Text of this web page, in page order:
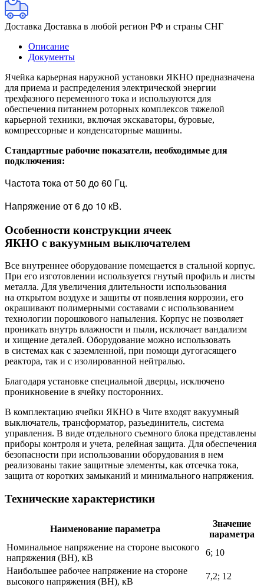
Доставка Доставка в любой регион РФ и страны СНГ
Описание
Документы
Ячейка карьерная наружной установки ЯКНО предназначена
для приема и распределения электрической энергии
трехфазного переменного тока и используются для
обеспечения питанием роторных комплексов тяжелой
карьерной техники, включая экскаваторы, буровые,
компрессорные и конденсаторные машины.
Стандартные рабочие показатели, необходимые для
подключения:
Частота тока от 50 до 60 Гц.
Напряжение от 6 до 10 кВ.
Особенности конструкции ячеек
ЯКНО с вакуумным выключателем
Все внутреннее оборудование помещается в стальной корпус.
При его изготовлении используется гнутый профиль и листы
металла. Для увеличения длительности использования
на открытом воздухе и защиты от появления коррозии, его
окрашивают полимерными составами с использованием
технологии порошкового напыления. Корпус не позволяет
проникать внутрь влажности и пыли, исключает вандализм
и хищение деталей. Оборудование можно использовать
в системах как с заземленной, при помощи дугогасящего
реактора, так и с изолированной нейтралью.
Благодаря установке специальной дверцы, исключено
проникновение в ячейку посторонних.
В комплектацию ячейки ЯКНО в Чите входят вакуумный
выключатель, трансформатор, разъединитель, система
управления. В виде отдельного съемного блока представлены
приборы контроля и учета, релейная защита. Для обеспечения
безопасности при использовании оборудования в нем
реализованы такие защитные элементы, как отсечка тока,
защита от коротких замыканий и минимального напряжения.
Технические характеристики
Наименование параметра
Значение
параметра
Номинальное напряжение на стороне высокого
напряжения (ВН), кВ
6; 10
Наибольшее рабочее напряжение на стороне
высокого напряжения (ВН), кВ
7,2; 12